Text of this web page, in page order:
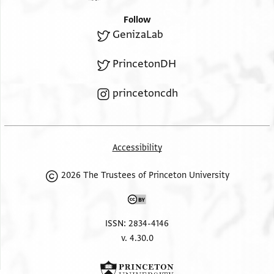
Follow
GenizaLab
PrincetonDH
princetoncdh
Accessibility
2026 The Trustees of Princeton University
ISSN: 2834-4146
v. 4.30.0